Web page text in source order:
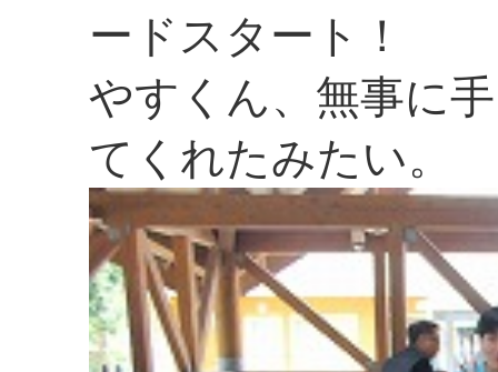
ードスタート！
やすくん、無事に
てくれたみたい。